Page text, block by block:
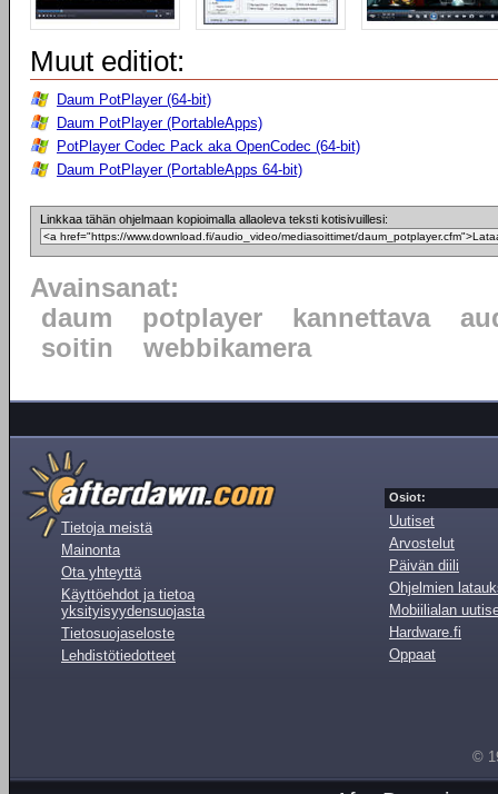
Muut editiot:
Daum PotPlayer (64-bit)
Daum PotPlayer (PortableApps)
PotPlayer Codec Pack aka OpenCodec (64-bit)
Daum PotPlayer (PortableApps 64-bit)
Linkkaa tähän ohjelmaan kopioimalla allaoleva teksti kotisivuillesi:
Avainsanat:
daum
potplayer kannettava
soitin
webbikamera
Tietoja meistä
Mainonta
Ota yhteyttä
Käyttöehdot ja tietoa
yksityisyydensuojasta
Tietosuojaseloste
Lehdistötiedotteet
Osiot:
Uutiset
Arvostelut
Päivän diili
Ohjelmien
Mobiilialan
Hardware.fi
Oppaat
©